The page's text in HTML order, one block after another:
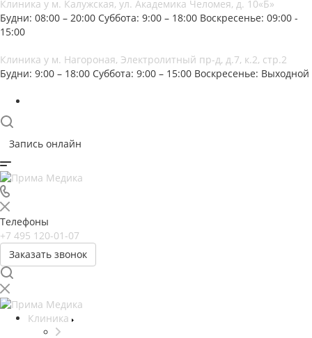
Клиника у м. Калужская, ул. Академика Челомея, д. 10«Б»
Будни: 08:00 – 20:00 Суббота: 9:00 – 18:00 Воскресенье: 09:00 -
15:00
Клиника у м. Нагороная, Электролитный пр-д, д.7, к.2, стр.2
Будни: 9:00 – 18:00 Суббота: 9:00 – 15:00 Воскресенье: Выходной
Запись онлайн
Телефоны
+7 495 120-01-07
Заказать звонок
Клиника